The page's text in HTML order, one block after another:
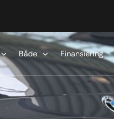
Både Finansiering